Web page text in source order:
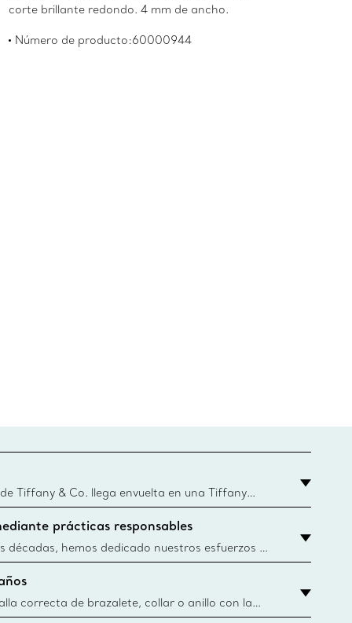
corte brillante redondo. 4 mm de ancho.
Número de producto:60000944
Tiffany & Co. llega envuelta en una Tiffany
este famoso empaque data de 1886, hoy en
Boxes y bolsas se fabrican con papel de
y materiales reciclados. Obtener más
prácticas responsables
décadas, hemos dedicado nuestros esfuerzos a
responsable los materiales preciosos que
artículos de joyería. Obtener más
correcta de brazalete, collar o anillo con la